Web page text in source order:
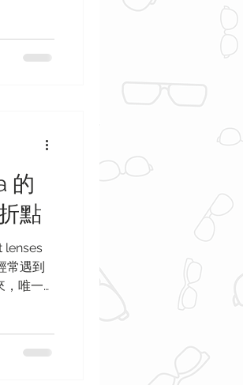
而不
價成
壓力的
：雙
花鏡
的
點
lenses
常遇到
，唯一